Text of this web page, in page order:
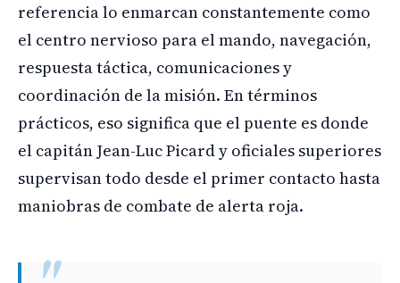
referencia lo enmarcan constantemente como
el centro nervioso para el mando, navegación,
respuesta táctica, comunicaciones y
coordinación de la misión. En términos
prácticos, eso significa que el puente es donde
el capitán Jean-Luc Picard y oficiales superiores
supervisan todo desde el primer contacto hasta
maniobras de combate de alerta roja.